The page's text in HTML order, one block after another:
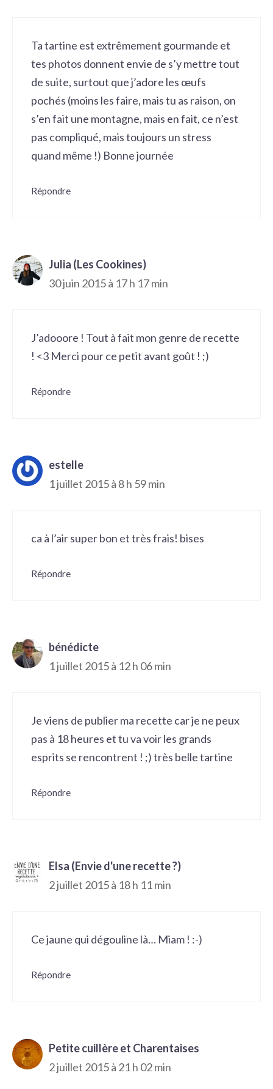
Ta tartine est extrêmement gourmande et
tes photos donnent envie de s’y mettre tout
de suite, surtout que j’adore les œufs
pochés (moins les faire, mais tu as raison, on
s’en fait une montagne, mais en fait, ce n’est
pas compliqué, mais toujours un stress
quand même !) Bonne journée
Répondre
Julia (Les Cookines)
30 juin 2015 à 17 h 17 min
J’adooore ! Tout à fait mon genre de recette
! <3 Merci pour ce petit avant goût ! ;)
Répondre
estelle
1 juillet 2015 à 8 h 59 min
ca à l’air super bon et très frais! bises
Répondre
bénédicte
1 juillet 2015 à 12 h 06 min
Je viens de publier ma recette car je ne peux
pas à 18 heures et tu va voir les grands
esprits se rencontrent ! ;) très belle tartine
Répondre
Elsa (Envie d'une recette ?)
2 juillet 2015 à 18 h 11 min
Ce jaune qui dégouline là… Miam ! :-)
Répondre
Petite cuillère et Charentaises
2 juillet 2015 à 21 h 02 min